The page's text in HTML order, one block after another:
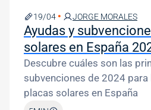
19/04 JORGE MORALES
Ayudas y
solares en España
Descubre cuáles son las
subvenciones de 2024
placas solares en España